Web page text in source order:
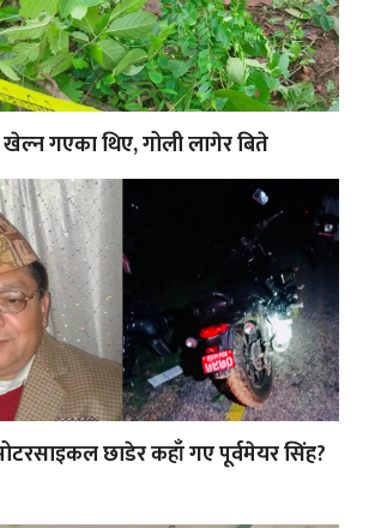
गएका थिए, गोली लागेर बिते
छाडेर कहाँ गए पूर्वमेयर सिंह?